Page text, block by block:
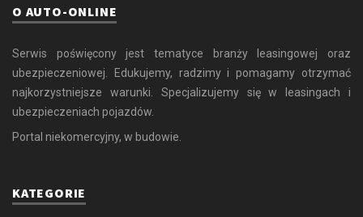
O AUTO-ONLINE
Serwis poświęcony jest tematyce branży leasingowej oraz
ubezpieczeniowej. Edukujemy, radzimy i pomagamy otrzymać
najkorzystniejsze warunki. Specjalizujemy się w leasingach i
ubezpieczeniach pojazdów.
Portal niekomercyjny, w budowie.
KATEGORIE